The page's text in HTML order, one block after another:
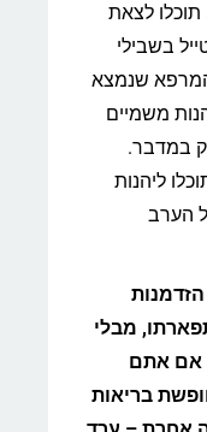
לצאת
בשבילי
שנמצא
משמיים
במדבר.
ליהנות
הערב
מבלי
אם אתם
בריאות